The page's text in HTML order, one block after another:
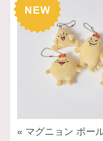
« マグニョン ポー